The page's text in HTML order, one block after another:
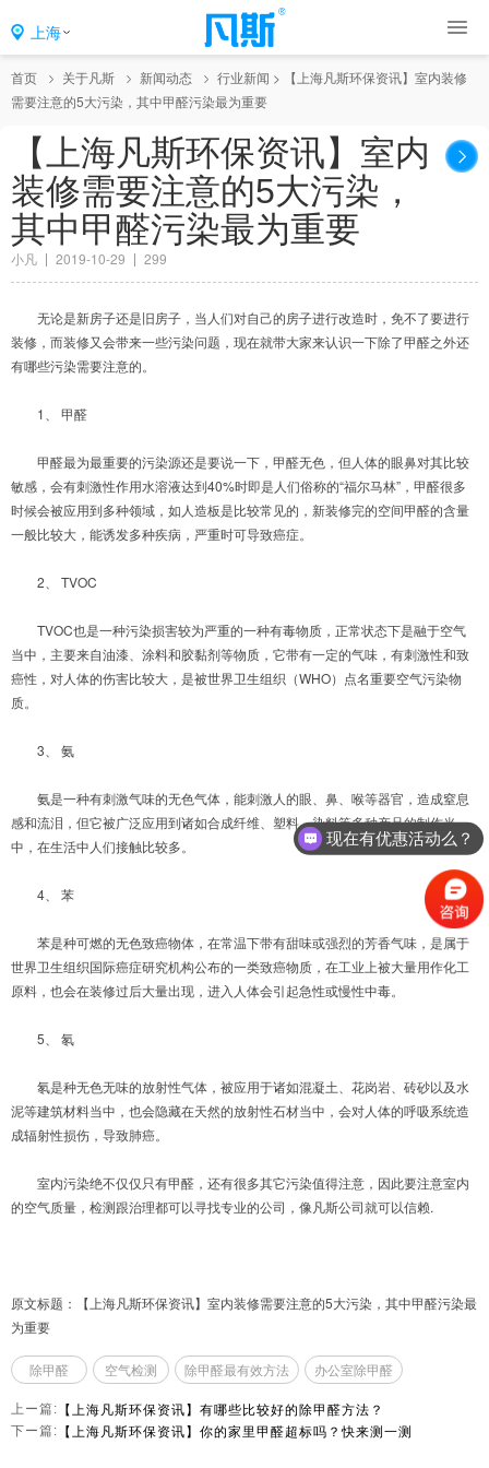
上海
首页 关于凡斯 新闻动态 行业新闻 >
【上海凡斯环保资讯】室内装修
需要注意的5大污染，其中甲醛污染最为重要
【上海凡斯环保资讯】室内
装修需要注意的5大污染，
其中甲醛污染最为重要
小凡 2019-10-29 299
无论是新房子还是旧房子，当人们对自己的房子进行改造时，免不了要进行
装修，而装修又会带来一些污染问题，现在就带大家来认识一下除了甲醛之外还
有哪些污染需要注意的。
1、 甲醛
甲醛最为最重要的污染源还是要说一下，甲醛无色，但人体的眼鼻对其比较
敏感，会有刺激性作用水溶液达到40%时即是人们俗称的“福尔马林”，甲醛很多
时候会被应用到多种领域，如人造板是比较常见的，新装修完的空间甲醛的含量
一般比较大，能诱发多种疾病，严重时可导致癌症。
2、 TVOC
TVOC也是一种污染损害较为严重的一种有毒物质，正常状态下是融于空气
当中，主要来自油漆、涂料和胶黏剂等物质，它带有一定的气味，有刺激性和致
癌性，对人体的伤害比较大，是被世界卫生组织（WHO）点名重要空气污染物
质。
3、 氨
氨是一种有刺激气味的无色气体，能刺激人的眼、鼻、喉等器官，造成窒息
感和流泪，但它被广泛应用到诸如合成纤维、塑料、染料等多种产品的制作当
中，在生活中人们接触比较多。
4、 苯
苯是种可燃的无色致癌物体，在常温下带有甜味或强烈的芳香气味，是属于
世界卫生组织国际癌症研究机构公布的一类致癌物质，在工业上被大量用作化工
原料，也会在装修过后大量出现，进入人体会引起急性或慢性中毒。
5、 氡
氡是种无色无味的放射性气体，被应用于诸如混凝土、花岗岩、砖砂以及水
泥等建筑材料当中，也会隐藏在天然的放射性石材当中，会对人体的呼吸系统造
成辐射性损伤，导致肺癌。
室内污染绝不仅仅只有甲醛，还有很多其它污染值得注意，因此要注意室内
的空气质量，检测跟治理都可以寻找专业的公司，像凡斯公司就可以信赖.
原文标题：【上海凡斯环保资讯】室内装修需要注意的5大污染，其中甲醛污染最
为重要
除甲醛 空气检测 除甲醛最有效方法 办公室除甲醛
上ー篇: 【上海凡斯环保资讯】有哪些比较好的除甲醛方法？
下ー篇: 【上海凡斯环保资讯】你的家里甲醛超标吗？快来测一测
现在有优惠活动么？